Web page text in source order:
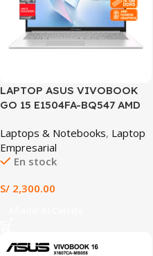
LAPTOP ASUS VIVOBOOK
GO 15 E1504FA-BQ547 AMD
512GB SSD AMD RADEON
GRAPHICS 15.6″ FHD IPS
FREEDOS GRIS (E1504FA-
Laptops & Notebooks, Laptop
Empresarial
En stock
S/ 2,300.00
SALE